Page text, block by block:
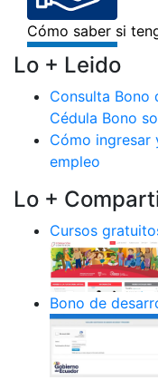
Lo + Leido
Consulta Bono
Cédula Bono
Cómo ingresar
empleo
Lo +
Cursos
Bono de